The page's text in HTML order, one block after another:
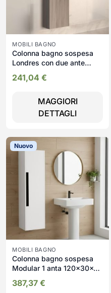
MOBILI BAGNO
Colonna bagno sospesa
Londres con due ante
241,04 €
MAGGIORI
DETTAGLI
Nuovo
MOBILI BAGNO
Colonna bagno sospesa
Modular 1 anta 120x30x35
grigio opaco
387,37 €